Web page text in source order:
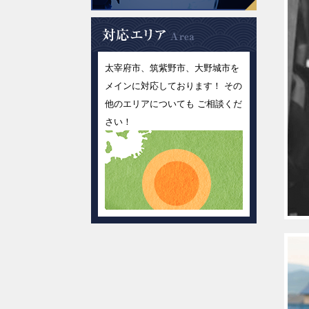
太宰府市、筑紫野市、大野城市を
メインに対応しております！ その
他のエリアについても ご相談くだ
さい！